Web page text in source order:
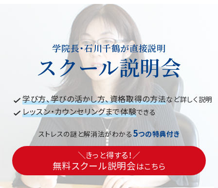
学院長・石川千鶴が直接説明
スクール説明会
学び方、学びの活かし方、資格取得の方法など詳しく説明
レッスン・カウンセリングまで体験できる
ストレスの謎と解消法がわかる 5つの特典付き
＼きっと得する！／
無料スクール説明会はこちら